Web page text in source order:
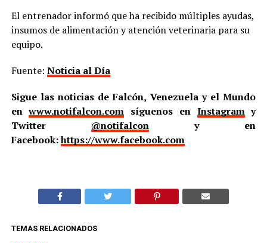
El entrenador informó que ha recibido múltiples ayudas,
insumos de alimentación y atención veterinaria para su
equipo.
Fuente: Noticia al Día
Sigue las noticias de Falcón, Venezuela y el Mundo
enwww.notifalcon.com síguenos en Instagramy
Twitter @notifalcony en
Facebook:https://www.facebook.com
TEMAS RELACIONADOS